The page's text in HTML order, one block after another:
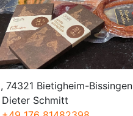
, 74321 Bietigheim-Bissingen
Dieter Schmitt